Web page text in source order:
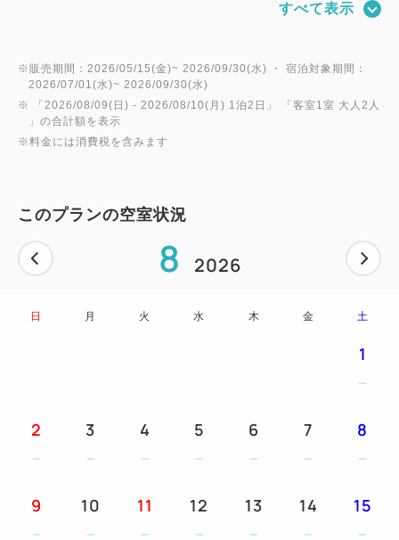
ックスツインルームでベッド幅120cm、さらにダブ
り、小学生の添い寝でもゆったりとお寛ぎいただけま
※6〜12歳の小学生のお子様が添い寝の場合は、「幼
児 (布団・食事不要)」で人数をご入力下さい。
にてお支払いください。
※他のご宿泊プランでは小学生の添い寝はお受けして
おりません。
までご予約いただけます。
すべて表示
※販売期間：2026/05/15(金)~ 2026/09/30(水) ・ 宿泊対象期間：
2026/07/01(水)~ 2026/09/30(水)
※ 「 2026/08/09(日) - 2026/08/10(月) 1泊2日 」 「 客室1室 大人2人
」の合計額を表示
※料金には消費税を含みます
このプランの空室状況
8 2026
日 月 火 水 木 金 土
1
2 3 4 5 6 7 8
9 10 11 12 13 14 15